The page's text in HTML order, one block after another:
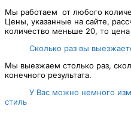
Мы работаем от любого
Цены, указанные на сайте,
количество меньше 20, то
Сколько раз вы
Мы выезжаем столько раз,
конечного результата.
У Вас можно немного
стиль